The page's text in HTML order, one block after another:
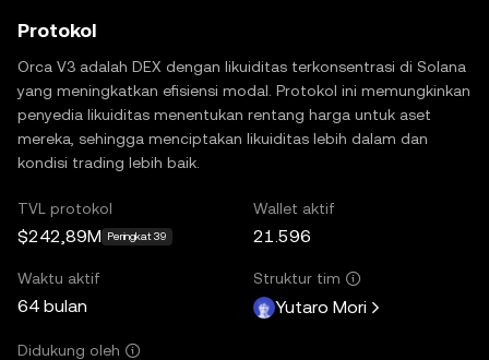
Protokol
Orca V3 adalah DEX dengan likuiditas terkonsentrasi di Solana
yang meningkatkan efisiensi modal. Protokol ini memungkinkan
penyedia likuiditas menentukan rentang harga untuk aset
mereka, sehingga menciptakan likuiditas lebih dalam dan
kondisi trading lebih baik.
TVL protokol
$242,89M Peringkat 39
Wallet aktif
21.596
Waktu aktif
64 bulan
Struktur tim
Yutaro Mori
Didukung oleh